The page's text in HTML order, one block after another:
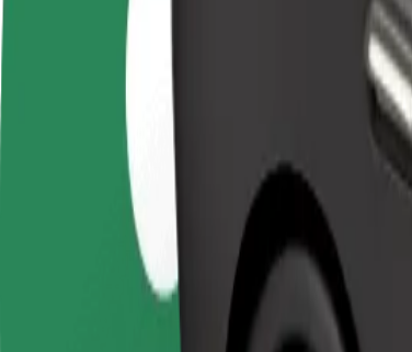
Cómo ir de Helsinki Airport (HEL) a
¿Buscás la mejor forma de ir de Helsinki Airport (HEL)
Helsinki Airport (HEL)
Helsinki Central Railway Station
Comodidad y confort a un botón de distancia
Viajes asequibles en coches estándar